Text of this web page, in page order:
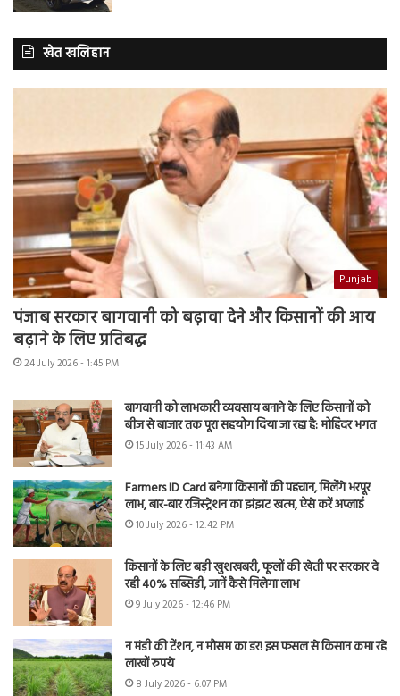
खेत खलिहान
Punjab
पंजाब सरकार बागवानी को बढ़ावा देने और किसानों की आय
बढ़ाने के लिए प्रतिबद्ध
24 July 2026 - 1:45 PM
बागवानी को लाभकारी व्यवसाय बनाने के लिए किसानों को
बीज से बाजार तक पूरा सहयोग दिया जा रहा है: मोहिंदर भगत
15 July 2026 - 11:43 AM
Farmers ID Card बनेगा किसानों की पहचान, मिलेंगे भरपूर
लाभ, बार-बार रजिस्ट्रेशन का झंझट खत्म, ऐसे करें अप्लाई
10 July 2026 - 12:42 PM
किसानों के लिए बड़ी खुशखबरी, फूलों की खेती पर सरकार दे
रही 40% सब्सिडी, जानें कैसे मिलेगा लाभ
9 July 2026 - 12:46 PM
न मंडी की टेंशन, न मौसम का डर! इस फसल से किसान कमा रहे
लाखों रुपये
8 July 2026 - 6:07 PM